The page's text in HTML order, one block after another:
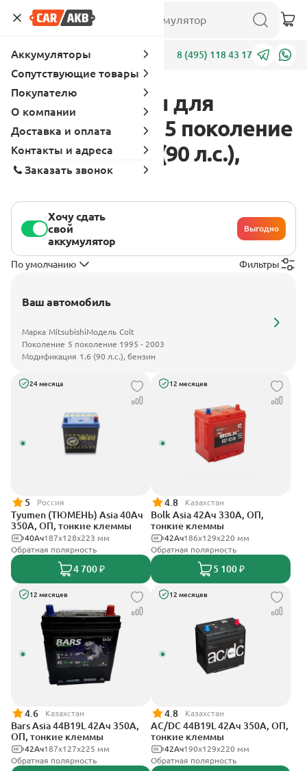
Адреса 8 (495) 118 43 17
Аккумуляторы для
Mitsubishi Colt 5 поколение
1995 - 2003 1.6 (90 л.с.),
бензин
Хочу сдать
свой
аккумулятор
Выгодно
По умолчанию Фильтры
Ваш автомобиль
Марка MitsubishiМодель Colt
Поколение 5 поколение 1995 - 2003
Модификация 1.6 (90 л.с.), бензин
24 месяца
5 Россия
Tyumen (ТЮМЕНЬ) Asia 40Ач
350А, ОП, тонкие клеммы
187х128х223 мм
40Ач
Обратная полярность
4 700 ₽
12 месяцев
4.8 Казахстан
Bolk Asia 42Ач 330А, ОП,
тонкие клеммы
186х129х220 мм
42Ач
Обратная полярность
5 100 ₽
12 месяцев
4.6 Казахстан
Bars Asia 44B19L 42Ач 350А,
ОП, тонкие клеммы
187x127x225 мм
42Ач
Обратная полярность
12 месяцев
4.8 Казахстан
AC/DC 44B19L 42Ач 350А, ОП,
тонкие клеммы
190x129x220 мм
42Ач
Обратная полярность
Аккумуляторы
Сопутствующие товары
Покупателю
О компании
Доставка и оплата
Контакты и адреса
Заказать звонок